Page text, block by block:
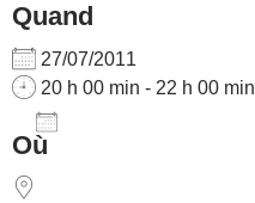
Quand
27/07/2011
20 h 00 min - 22 h 00 min
Où